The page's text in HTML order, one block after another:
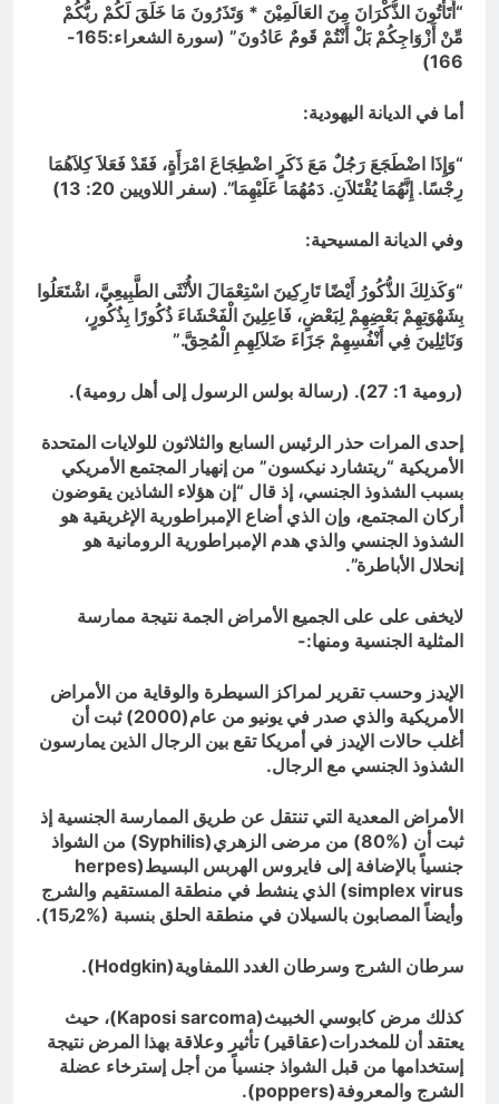
“أَتَأْتُونَ الذُّكْرَانَ مِنَ العَالَمِيْنَ * وَتَذَرُونَ مَا خَلَقَ لَكُمْ ربُّكُمْ
مِّنْ أَزْوَاجِكُمْ بَلْ أَنْتُمْ قَومٌ عَادُونَ” (سورة الشعراء:165-
166)
أما في الديانة اليهودية:
“وَإِذَا اضْطَجَعَ رَجُلٌ مَعَ ذَكَرٍ اضْطِجَاعَ امْرَأَةٍ، فَقَدْ فَعَلاَ كِلاَهُمَا
رِجْسًا. إِنَّهُمَا يُقْتَلاَنِ. دَمُهُمَا عَلَيْهِمَا”. (سفر اللاويين 20: 13)
وفي الديانة المسيحية:
“وَكَذلِكَ الذُّكُورُ أَيْضًا تَارِكِينَ اسْتِعْمَالَ الأُنْثَى الطَّبِيعِيَّ، اشْتَعَلُوا
بِشَهْوَتِهِمْ بَعْضِهِمْ لِبَعْضٍ، فَاعِلِينَ الْفَحْشَاءَ ذُكُورًا بِذُكُورٍ،
وَنَائِلِينَ فِي أَنْفُسِهِمْ جَزَاءَ ضَلاَلِهِمِ الْمُحِقَّ.”
(رومية 1: 27). (رسالة بولس الرسول إلى أهل رومية).
إحدى المرات حذر الرئيس السابع والثلاثون للولايات المتحدة
الأمريكية “ريتشارد نيكسون” من إنهيار المجتمع الأمريكي
بسبب الشذوذ الجنسي، إذ قال “إن هؤلاء الشاذين يقوضون
أركان المجتمع، وإن الذي أضاع الإمبراطورية الإغريقية هو
الشذوذ الجنسي والذي هدم الإمبراطورية الرومانية هو
إنحلال الأباطرة”.
لايخفى على على الجميع الأمراض الجمة نتيجة ممارسة
المثلية الجنسية ومنها:-
الإيدز وحسب تقرير لمراكز السيطرة والوقاية من الأمراض
الأمريكية والذي صدر في يونيو من عام(2000) ثبت أن
أغلب حالات الإيدز في أمريكا تقع بين الرجال الذين يمارسون
الشذوذ الجنسي مع الرجال.
الأمراض المعدية التي تنتقل عن طريق الممارسة الجنسية إذ
ثبت أن (%80) من مرضى الزهري(
Syphilis) من الشواذ
جنسياً بالإضافة إلى فايروس الهربس البسيط(herpes
simplex virus) الذي ينشط في منطقة المستقيم والشرج
وأيضاً المصابون بالسيلان في منطقة الحلق بنسبة (%15٫2).
سرطان الشرج وسرطان الغدد اللمفاوية(Hodgkin
).
كذلك مرض كابوسي الخبيث(Kaposi sarcoma)، حيث
يعتقد أن للمخدرات(عقاقير) تأثير وعلاقة بهذا المرض نتيجة
إستخدامها من قبل الشواذ جنسياً من أجل إسترخاء عضلة
الشرج والمعروفة(poppers
).